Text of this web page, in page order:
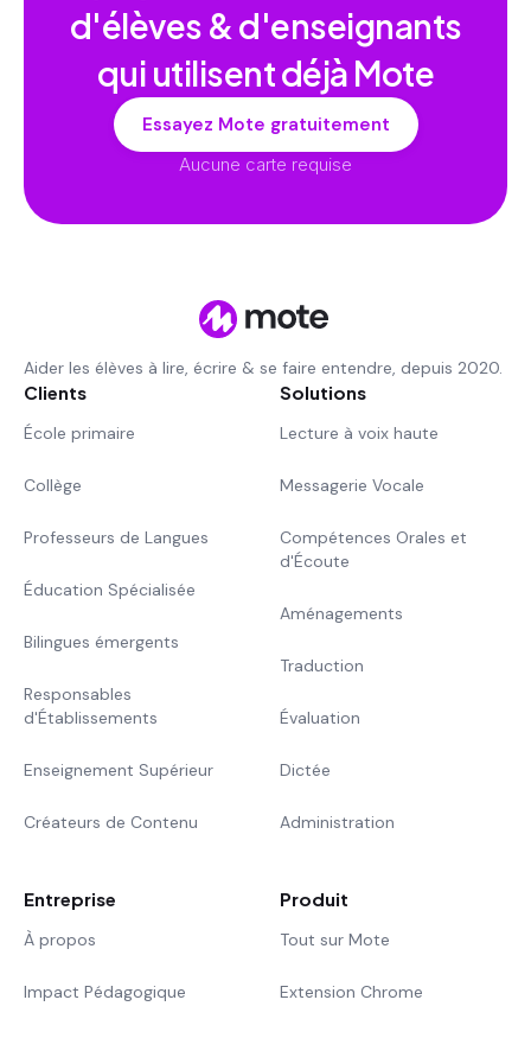
d'élèves & d'enseignants
qui utilisent déjà Mote
Essayez Mote gratuitement
Aucune carte requise
Aider les élèves à lire, écrire & se faire entendre, depuis 2020.
Clients
École primaire
Collège
Professeurs de Langues
Éducation Spécialisée
Bilingues émergents
Responsables
d'Établissements
Enseignement Supérieur
Créateurs de Contenu
Solutions
Lecture à voix haute
Messagerie Vocale
Compétences Orales et
d'Écoute
Aménagements
Traduction
Évaluation
Dictée
Administration
Entreprise
À propos
Impact Pédagogique
Produit
Tout sur Mote
Extension Chrome